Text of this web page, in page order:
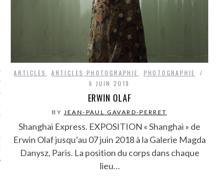
CARAVELLE
PODCAST
ARTICLES ,ARTICLES PHOTOGRAPHIE
PHOTOGRAPHIE
6 JUIN 2018
ERWIN OLAF
BY JEAN-PAUL GAVARD-PERRET
Shanghai Express. EXPOSITION « Shanghai » de
Erwin Olaf jusqu’au 07 juin 2018 à la Galerie Magda
Danysz, Paris. La position du corps dans chaque
lieu…